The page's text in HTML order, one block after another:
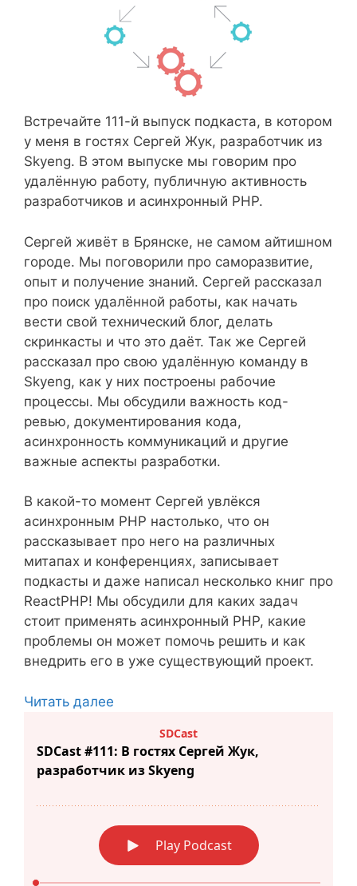
Встречайте 111-й выпуск подкаста, в котором
у меня в гостях Сергей Жук, разработчик из
Skyeng. В этом выпуске мы говорим про
удалённую работу, публичную активность
разработчиков и асинхронный PHP.
Сергей живёт в Брянске, не самом айтишном
городе. Мы поговорили про саморазвитие,
опыт и получение знаний. Сергей рассказал
про поиск удалённой работы, как начать
вести свой технический блог, делать
скринкасты и что это даёт. Так же Сергей
рассказал про свою удалённую команду в
Skyeng, как у них построены рабочие
процессы. Мы обсудили важность код-
ревью, документирования кода,
асинхронность коммуникаций и другие
важные аспекты разработки.
В какой-то момент Сергей увлёкся
асинхронным PHP настолько, что он
рассказывает про него на различных
митапах и конференциях, записывает
подкасты и даже написал несколько книг про
ReactPHP! Мы обсудили для каких задач
стоит применять асинхронный PHP, какие
проблемы он может помочь решить и как
внедрить его в уже существующий проект.
Читать далее